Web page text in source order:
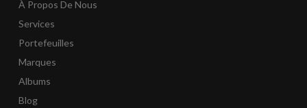
À Propos De Nous
Services
Portefeuilles
Marques
Albums
Blog